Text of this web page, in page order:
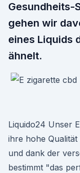
Gesundheits-
gehen wir
eines Liquids
ähnelt.
Liquido24 Unser
ihre hohe
und dank der
bestimmt "das